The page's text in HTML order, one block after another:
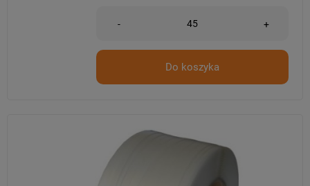
- +
Do koszyka